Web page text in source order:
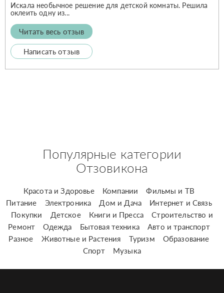
Искала необычное решение для детской комнаты. Решила
оклеить одну из...
Читать весь отзыв
Написать отзыв
Популярные категории
Отзовикона
Красота и Здоровье Компании
Фильмы и ТВ
Питание
Электроника Дом и Дача
Интернет и Связь
Покупки
Детское Книги и Пресса
Строительство и
Ремонт
Одежда Бытовая техника
Авто и транспорт
Разное
Животные и Растения Туризм
Образование
Спорт
Музыка